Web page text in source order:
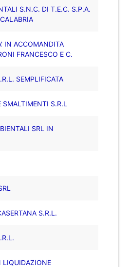
S.N.C. DI T.E.C. S.P.A.
IN ACCOMANDITA
FRANCESCO E C.
SEMPLIFICATA
SMALTIMENTI S.R.L
SRL IN
S.R.L.
LIQUIDAZIONE